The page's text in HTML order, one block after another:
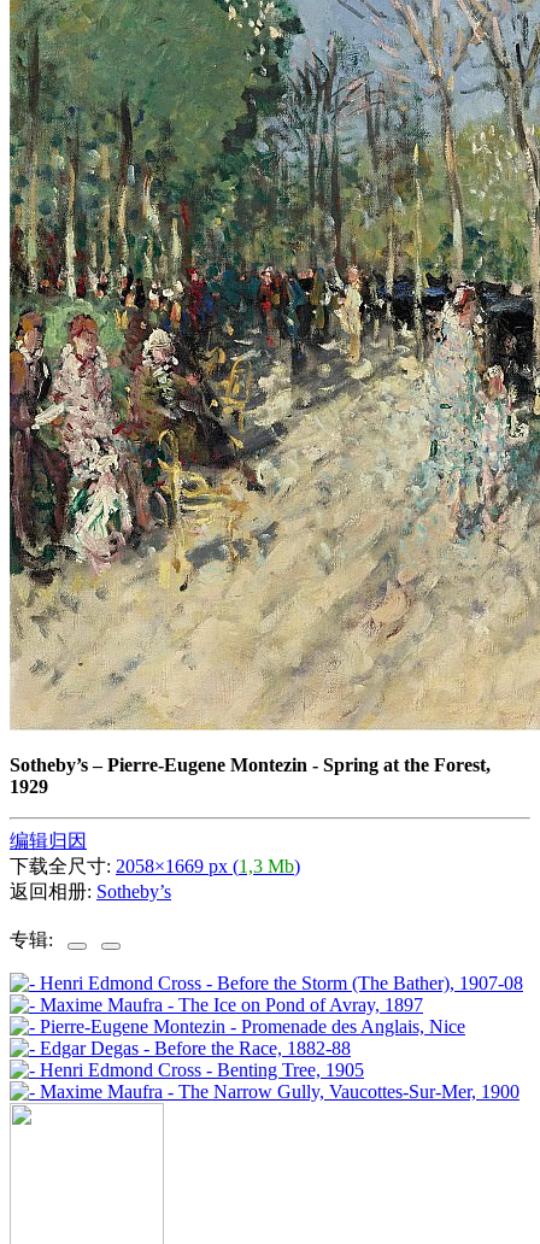
Sotheby’s–Pierre-Eugene Montezin - Spring at the Forest,
1929
编辑归因
下载全尺寸: 2058×1669 px (1,3 Mb)
返回相册: Sotheby’s
专辑: